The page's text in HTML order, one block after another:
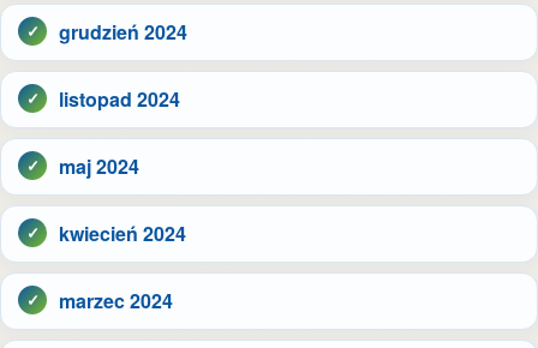
grudzień 2024
listopad 2024
maj 2024
kwiecień 2024
marzec 2024